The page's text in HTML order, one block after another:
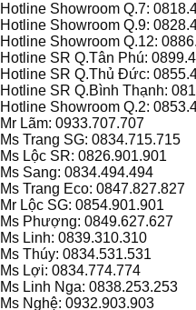
Hotline Showroom Q.7:
Hotline Showroom Q.9:
Hotline Showroom Q.12:
Hotline SR Q.Tân Phú:
Hotline SR Q.Thủ Đức:
Hotline SR Q.Bình Thạnh:
Hotline Showroom Q.2:
Mr Lãm: 0933.707.707
Ms Trang SG: 0834.715.715
Ms Lộc SR: 0826.901.901
Ms Sang: 0834.494.494
Ms Trang Eco: 0847.827.827
Mr Lộc SG: 0854.901.901
Ms Phượng: 0849.627.627
Ms Linh: 0839.310.310
Ms Thúy: 0834.531.531
Ms Lợi: 0834.774.774
Ms Linh Nga: 0838.253.253
Ms Nghệ: 0932.903.903